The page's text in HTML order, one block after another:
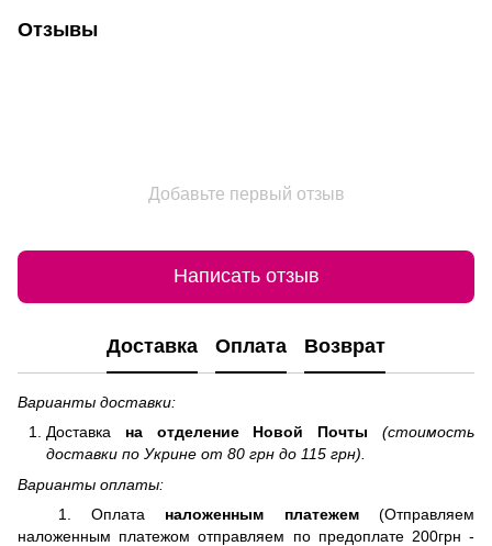
Отзывы
Добавьте первый отзыв
Написать отзыв
Доставка Оплата Возврат
Варианты доставки:
Доставка на отделение Новой Почты
(стоимость
доставки по Укрине от 80 грн до 115 грн).
Варианты оплаты:
1. Оплата наложенным платежем(Отправляем
наложенным платежом отправляем по предоплате 200грн -